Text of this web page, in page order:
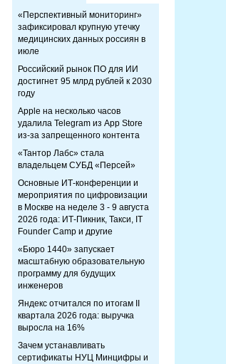
«Перспективный мониторинг»
зафиксировал крупную утечку
медицинских данных россиян в
июле
Российский рынок ПО для ИИ
достигнет 95 млрд рублей к 2030
году
Apple на несколько часов
удалила Telegram из App Store
из-за запрещенного контента
«Тантор Лабс» стала
владельцем СУБД «Персей»
Основные ИТ-конференции и
мероприятия по цифровизации
в Москве на неделе 3 - 9 августа
2026 года: ИТ-Пикник, Такси, IT
Founder Camp и другие
«Бюро 1440» запускает
масштабную образовательную
программу для будущих
инженеров
Яндекс отчитался по итогам II
квартала 2026 года: выручка
выросла на 16%
Зачем устанавливать
сертификаты НУЦ Минцифры и